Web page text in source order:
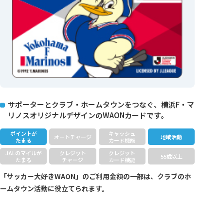
サポーターとクラブ・ホームタウンをつなぐ、横浜F・マ
リノスオリジナルデザインのWAONカードです。
ポイントが
たまる
オートチャージ
キャッシュ
カード機能
地域活動
JALのマイルが
たまる
クレジット
チャージ
クレジット
カード機能
55歳以上
「サッカー大好きWAON」のご利用金額の一部は、クラブのホ
ームタウン活動に役立てられます。